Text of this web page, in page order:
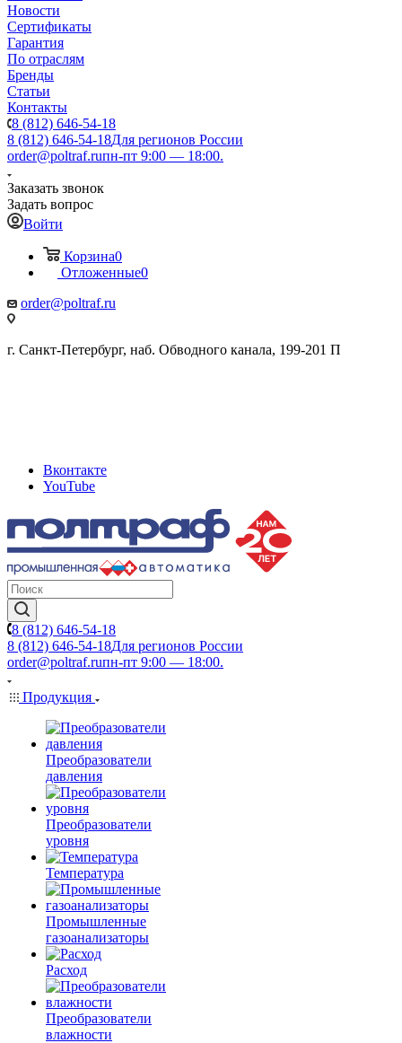
Новости
Сертификаты
Гарантия
По отраслям
Бренды
Статьи
Контакты
8 (812) 646-54-18
8 (812) 646-54-18Для регионов России
order@poltraf.ruпн-пт 9:00 — 18:00.
Заказать звонок
Задать вопрос
Войти
Корзина0
Отложенные0
order@poltraf.ru
г. Санкт-Петербург, наб. Обводного канала, 199-201 П
Вконтакте
YouTube
8 (812) 646-54-18
8 (812) 646-54-18Для регионов России
order@poltraf.ruпн-пт 9:00 — 18:00.
Продукция
Преобразователи
давления
Преобразователи
уровня
Температура
Промышленные
газоанализаторы
Расход
Преобразователи
влажности